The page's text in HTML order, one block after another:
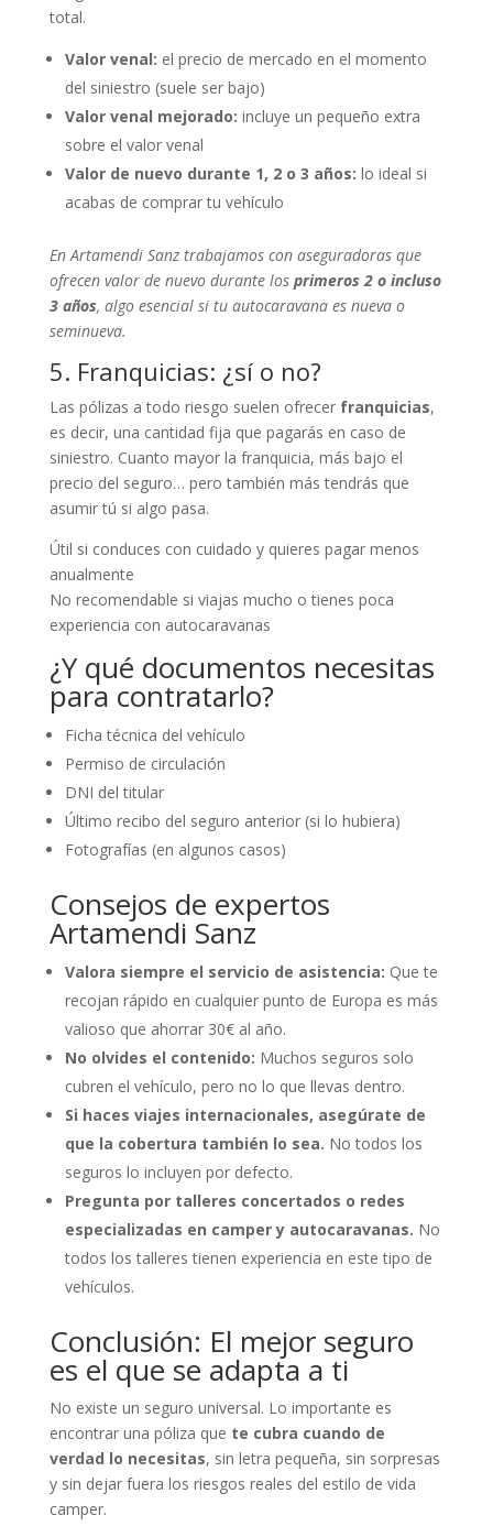
total.
Valor venal: el precio de mercado en el momento
del siniestro (suele ser bajo)
Valor venal mejorado: incluye un pequeño extra
sobre el valor venal
Valor de nuevo durante 1, 2 o 3 años: lo ideal si
acabas de comprar tu vehículo
En Artamendi Sanz trabajamos con aseguradoras que
ofrecen valor de nuevo durante los primeros 2 o incluso
3 años, algo esencial si tu autocaravana es nueva o
seminueva.
5. Franquicias: ¿sí o no?
Las pólizas a todo riesgo suelen ofrecer franquicias,
es decir, una cantidad fija que pagarás en caso de
siniestro. Cuanto mayor la franquicia, más bajo el
precio del seguro… pero también más tendrás que
asumir tú si algo pasa.
Útil si conduces con cuidado y quieres pagar menos
anualmente
No recomendable si viajas mucho o tienes poca
experiencia con autocaravanas
¿Y qué documentos necesitas
para contratarlo?
Ficha técnica del vehículo
Permiso de circulación
DNI del titular
Último recibo del seguro anterior (si lo hubiera)
Fotografías (en algunos casos)
Consejos de expertos
Artamendi Sanz
Valora siempre el servicio de asistencia: Que te
recojan rápido en cualquier punto de Europa es más
valioso que ahorrar 30€ al año.
No olvides el contenido: Muchos seguros solo
cubren el vehículo, pero no lo que llevas dentro.
Si haces viajes internacionales, asegúrate de
que la cobertura también lo sea. No todos los
seguros lo incluyen por defecto.
Pregunta por talleres concertados o redes
especializadas en camper y autocaravanas. No
todos los talleres tienen experiencia en este tipo de
vehículos.
Conclusión: El mejor seguro
es el que se adapta a ti
No existe un seguro universal. Lo importante es
encontrar una póliza que te cubra cuando de
verdad lo necesitas, sin letra pequeña, sin sorpresas
y sin dejar fuera los riesgos reales del estilo de vida
camper.